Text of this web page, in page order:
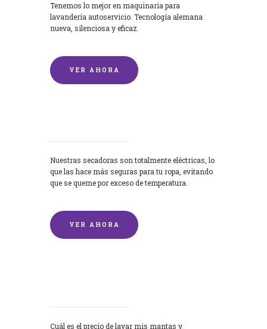
Tenemos lo mejor en maquinaria para
lavandería autoservicio. Tecnología alemana
nueva, silenciosa y eficaz.
VER AHORA
Nuestras secadoras son totalmente eléctricas, lo
que las hace más seguras para tu ropa, evitando
que se queme por exceso de temperatura.
VER AHORA
Cuál es el precio de lavar mis mantas y